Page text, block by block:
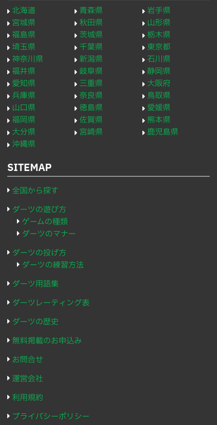
北海道 青森県
岩手県
宮城県
秋田県
山形県
福島県
茨城県
栃木県
埼玉県
千葉県
東京都
神奈川県
新潟県
石川県
福井県
岐阜県
静岡県
愛知県
三重県
大阪府
兵庫県
奈良県
鳥取県
山口県
徳島県
愛媛県
福岡県
佐賀県
熊本県
大分県
宮崎県
鹿児島県
沖縄県
SITEMAP
全国から探す
ダーツの遊び方
ゲームの種類
ダーツのマナー
ダーツの投げ方
ダーツの練習方法
ダーツ用語集
ダーツレーティング表
ダーツの歴史
無料掲載のお申込み
お問合せ
運営会社
利用規約
プライバシーポリシー